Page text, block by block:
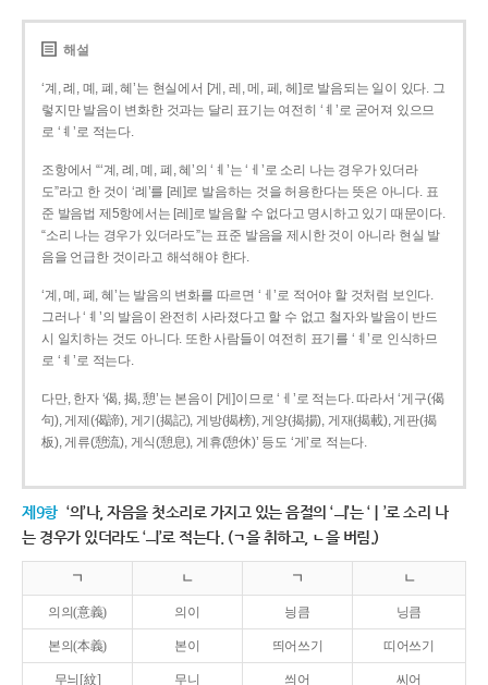
해설
‘계, 례, 몌, 폐, 혜’는 현실에서 [게, 레, 메, 페, 헤]로 발음되는 일이 있다. 그
렇지만 발음이 변화한 것과는 달리 표기는 여전히 ‘ㅖ’로 굳어져 있으므
로 ‘ㅖ’로 적는다.
조항에서 “‘계, 례, 몌, 폐, 혜’의 ‘ㅖ’는 ‘ㅔ’로 소리 나는 경우가 있더라
도”라고 한 것이 ‘례’를 [레]로 발음하는 것을 허용한다는 뜻은 아니다. 표
준 발음법 제5항에서는 [레]로 발음할 수 없다고 명시하고 있기 때문이다.
“소리 나는 경우가 있더라도”는 표준 발음을 제시한 것이 아니라 현실 발
음을 언급한 것이라고 해석해야 한다.
‘계, 몌, 폐, 혜’는 발음의 변화를 따르면 ‘ㅔ’로 적어야 할 것처럼 보인다.
그러나 ‘ㅖ’의 발음이 완전히 사라졌다고 할 수 없고 철자와 발음이 반드
시 일치하는 것도 아니다. 또한 사람들이 여전히 표기를 ‘ㅖ’로 인식하므
로 ‘ㅖ’로 적는다.
다만, 한자 ‘偈, 揭, 憩’는 본음이 [게]이므로 ‘ㅔ’로 적는다. 따라서 ‘게구(偈
句), 게제(偈諦), 게기(揭記), 게방(揭榜), 게양(揭揚), 게재(揭載), 게판(揭
板), 게류(憩流), 게식(憩息), 게휴(憩休)’ 등도 ‘게’로 적는다.
제9항 ‘의’나, 자음을 첫소리로 가지고 있는 음절의 ‘ㅢ’는 ‘ㅣ’로 소리 나
는 경우가 있더라도 ‘ㅢ’로 적는다. (ㄱ을 취하고, ㄴ을 버림.)
ㄱ ㄴ ㄱ ㄴ
의의(意義) 의이 닁큼 닝큼
본의(本義) 본이 띄어쓰기 띠어쓰기
무늬[紋] 무니 씌어 씨어